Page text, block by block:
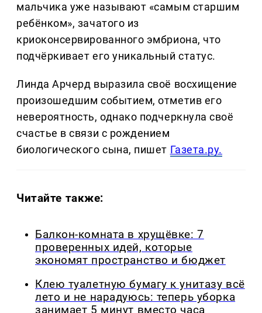
мальчика уже называют «самым старшим
ребёнком», зачатого из
криоконсервированного эмбриона, что
подчёркивает его уникальный статус.
Линда Арчерд выразила своё восхищение
произошедшим событием, отметив его
невероятность, однако подчеркнула своё
счастье в связи с рождением
биологического сына, пишет Газета.ру.
Читайте также:
Балкон-комната в хрущёвке: 7
проверенных идей, которые
экономят пространство и бюджет
Клею туалетную бумагу к унитазу всё
лето и не нарадуюсь: теперь уборка
занимает 5 минут вместо часа